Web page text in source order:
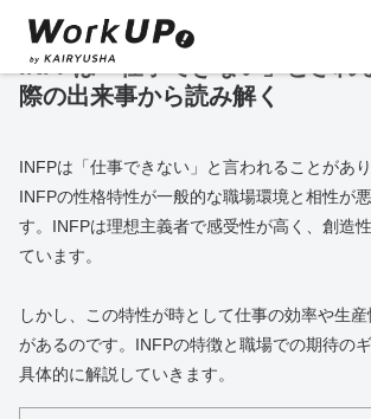
INFPは「仕事できない」とされ
際の出来事から読み解く
INFPは「仕事できない」と言われることがあり
INFPの性格特性が一般的な職場環境と相性が
す。INFPは理想主義者で感受性が高く、創造
ています。
しかし、この特性が時として仕事の効率や生
があるのです。INFPの特徴と職場での期待の
具体的に解説していきます。